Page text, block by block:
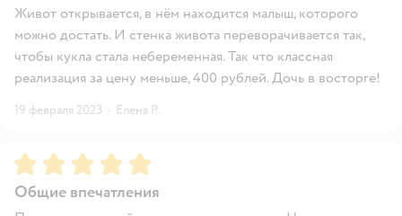
Живот открывается, в нём находится малыш, которого
можно достать. И стенка живота переворачивается так,
чтобы кукла стала небеременная. Так что классная
реализация за цену меньше, 400 рублей. Дочь в восторге!
19 февраля 2023 · Елена Р.
Рейтинг:5
Общие впечатления